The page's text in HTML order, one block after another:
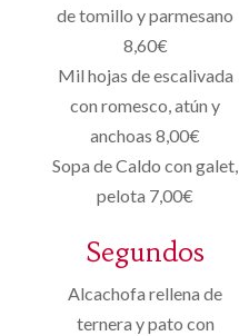
de tomillo y parmesano
8,60€
Mil hojas de escalivada
con romesco, atún y
anchoas 8,00€
Sopa de Caldo con galet,
pelota 7,00€
Segundos
Alcachofa rellena de
ternera y pato con